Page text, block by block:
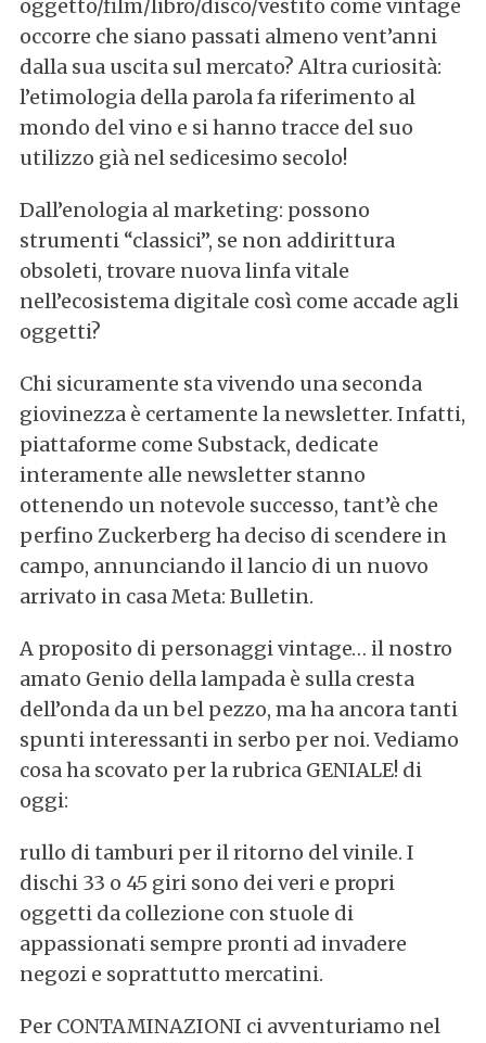
oggetto/film/libro/disco/vestito come vintage
occorre che siano passati almeno vent’anni
dalla sua uscita sul mercato? Altra curiosità:
l’etimologia della parola fa riferimento al
mondo del vino e si hanno tracce del suo
utilizzo già nel sedicesimo secolo!
Dall’enologia al marketing: possono
strumenti “classici”, se non addirittura
obsoleti, trovare nuova linfa vitale
nell’ecosistema digitale così come accade agli
oggetti?
Chi sicuramente sta vivendo una seconda
giovinezza è certamente la newsletter. Infatti,
piattaforme come Substack, dedicate
interamente alle newsletter stanno
ottenendo un notevole successo, tant’è che
perfino Zuckerberg ha deciso di scendere in
campo, annunciando il lancio di un nuovo
arrivato in casa Meta: Bulletin.
A proposito di personaggi vintage… il nostro
amato Genio della lampada è sulla cresta
dell’onda da un bel pezzo, ma ha ancora tanti
spunti interessanti in serbo per noi. Vediamo
cosa ha scovato per la rubrica GENIALE! di
oggi:
rullo di tamburi per il ritorno del vinile. I
dischi 33 o 45 giri sono dei veri e propri
oggetti da collezione con stuole di
appassionati sempre pronti ad invadere
negozi e soprattutto mercatini.
Per CONTAMINAZIONI ci avventuriamo nel